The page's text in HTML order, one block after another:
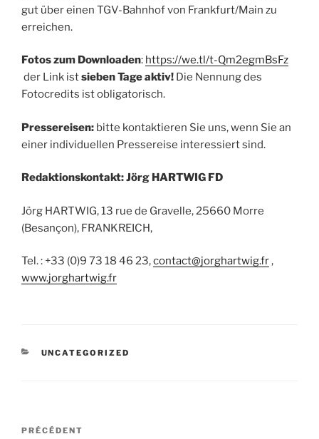
gut über einen TGV-Bahnhof von Frankfurt/Main zu
erreichen.
Fotos zum Downloaden: https://we.tl/t-Qm2egmBsFz
der Link istsieben Tage aktiv! Die Nennung des
Fotocredits ist obligatorisch.
Pressereisen: bitte kontaktieren Sie uns, wenn Sie an
einer individuellen Pressereise interessiert sind.
Redaktionskontakt: Jörg HARTWIG FD
Jörg HARTWIG, 13 rue de Gravelle, 25660 Morre
(Besançon), FRANKREICH,
Tel. : +33 (0)9 73 18 46 23,contact@jorghartwig.fr,
www.jorghartwig.fr
CATÉGORIES
UNCATEGORIZED
Navigation
Article
PRÉCÉDENT